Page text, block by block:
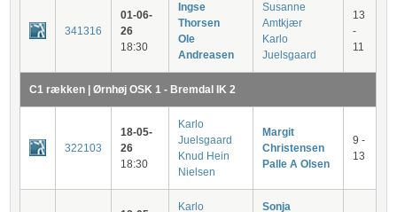
341316
01-06-
26
18:30
Ingse
Thorsen
Ole
Andreasen
Susanne
Amtkjær
Karlo
Juelsgaard
13
-
11
C1 rækken | Ørnhøj OSK 1 - Bremdal IK 2
322103
18-05-
26
18:30
Karlo
Juelsgaard
Knud Hein
Nielsen
Margit
Christensen
Palle A Olsen
9 -
13
Karlo Sonja